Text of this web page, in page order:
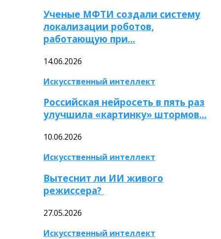
Ученые МФТИ создали систему
локализации роботов,
работающую при…
14.06.2026
Искусственный интеллект
Российская нейросеть в пять раз
улучшила «картинку» штормов…
10.06.2026
Искусственный интеллект
Вытеснит ли ИИ живого
режиссера?
27.05.2026
Искусственный интеллект